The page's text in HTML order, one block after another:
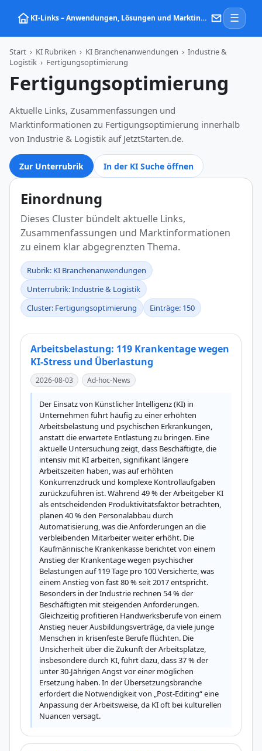
KI‑Links – Anwendungen, Lösungen und Marktinformationen zu Künstlicher Intelligenz ☰
Start › KI Rubriken › KI Branchenanwendungen › Industrie &
Logistik › Fertigungsoptimierung
Fertigungsoptimierung
Aktuelle Links, Zusammenfassungen und
Marktinformationen zu Fertigungsoptimierung innerhalb
von Industrie & Logistik auf JetztStarten.de.
Zur Unterrubrik In der KI Suche öffnen
Einordnung
Dieses Cluster bündelt aktuelle Links,
Zusammenfassungen und Marktinformationen
zu einem klar abgegrenzten Thema.
Rubrik: KI Branchenanwendungen
Unterrubrik: Industrie & Logistik
Cluster: Fertigungsoptimierung
Einträge: 150
Arbeitsbelastung: 119 Krankentage wegen
KI-Stress und Überlastung
2026-08-03 Ad-hoc-News
Der Einsatz von Künstlicher Intelligenz (KI) in
Unternehmen führt häufig zu einer erhöhten
Arbeitsbelastung und psychischen Erkrankungen,
anstatt die erwartete Entlastung zu bringen. Eine
aktuelle Untersuchung zeigt, dass Beschäftigte, die
intensiv mit KI arbeiten, signifikant längere
Arbeitszeiten haben, was auf erhöhten
Konkurrenzdruck und komplexe Kontrollaufgaben
zurückzuführen ist. Während 49 % der Arbeitgeber KI
als entscheidenden Produktivitätsfaktor betrachten,
planen 40 % den Personalabbau durch
Automatisierung, was die Anforderungen an die
verbleibenden Mitarbeiter weiter erhöht. Die
Kaufmännische Krankenkasse berichtet von einem
Anstieg der Krankentage wegen psychischer
Belastungen auf 119 Tage pro 100 Versicherte, was
einem Anstieg von fast 80 % seit 2017 entspricht.
Besonders in der Industrie rechnen 54 % der
Beschäftigten mit steigenden Anforderungen.
Gleichzeitig profitieren Handwerksberufe von einem
Anstieg neuer Ausbildungsverträge, da viele junge
Menschen in krisenfeste Berufe flüchten. Die
Unsicherheit über die Zukunft der Arbeitsplätze,
insbesondere durch KI, führt dazu, dass 37 % der
unter 30-Jährigen Angst vor einer möglichen
Ersetzung haben. In der Übersetzungsbranche
erfordert die Notwendigkeit von „Post-Editing“ eine
Anpassung der Arbeitsweise, da KI oft bei kulturellen
Nuancen versagt.